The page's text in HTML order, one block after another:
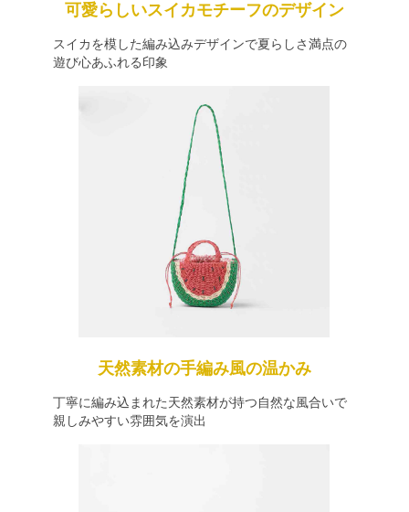
可愛らしいスイカモチーフのデザイン
スイカを模した編み込みデザインで夏らしさ満点の
遊び心あふれる印象
天然素材の手編み風の温かみ
丁寧に編み込まれた天然素材が持つ自然な風合いで
親しみやすい雰囲気を演出